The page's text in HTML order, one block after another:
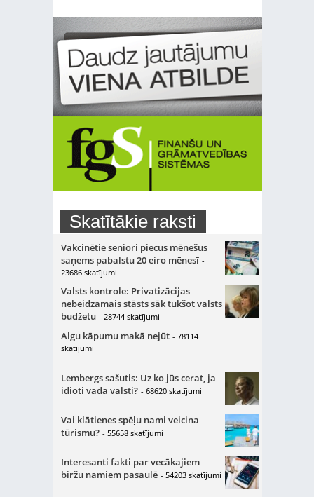
Skatītākie raksti
Vakcinētie seniori piecus mēnešus
saņems pabalstu 20 eiro mēnesī -
23686 skatījumi
Valsts kontrole: Privatizācijas
nebeidzamais stāsts sāk tukšot valsts
budžetu - 28744 skatījumi
Algu kāpumu makā nejūt - 78114
skatījumi
Lembergs sašutis: Uz ko jūs cerat, ja
idioti vada valsti? - 68620 skatījumi
Vai klātienes spēļu nami veicina
tūrismu? - 55658 skatījumi
Interesanti fakti par vecākajiem
biržu namiem pasaulē - 54203 skatījumi